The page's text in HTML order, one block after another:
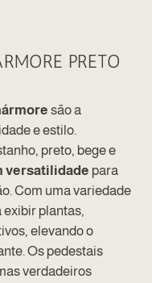
PRETO
são a
e estilo.
preto, bege e
versatilidade para
Com uma variedade
exibir plantas,
elevando o
Os pedestais
verdadeiros